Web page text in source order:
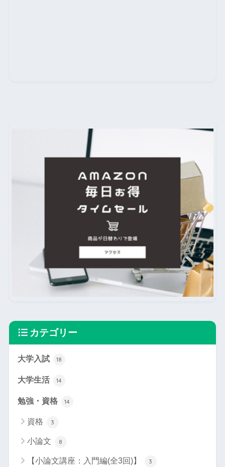
カテゴリー
大学入試 18
大学生活 14
勉強・資格 14
資格 3
小論文 8
【小論文講座：入門編(全3回)】 3